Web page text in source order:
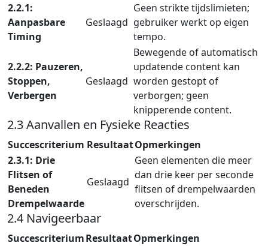
2.2.1:
Aanpasbare
Timing
Geslaagd
Geen strikte tijdslimieten;
gebruiker werkt op eigen
tempo.
2.2.2: Pauzeren,
Stoppen,
Verbergen
Geslaagd
Bewegende of automatisch
updatende content kan
worden gestopt of
verborgen; geen
knipperende content.
2.3 Aanvallen en Fysieke Reacties
Succescriterium ResultaatOpmerkingen
2.3.1: Drie
Flitsen of
Beneden
Drempelwaarde
Geslaagd
Geen elementen die meer
dan drie keer per seconde
flitsen of drempelwaarden
overschrijden.
2.4 Navigeerbaar
SuccescriteriumResultaatOpmerkingen